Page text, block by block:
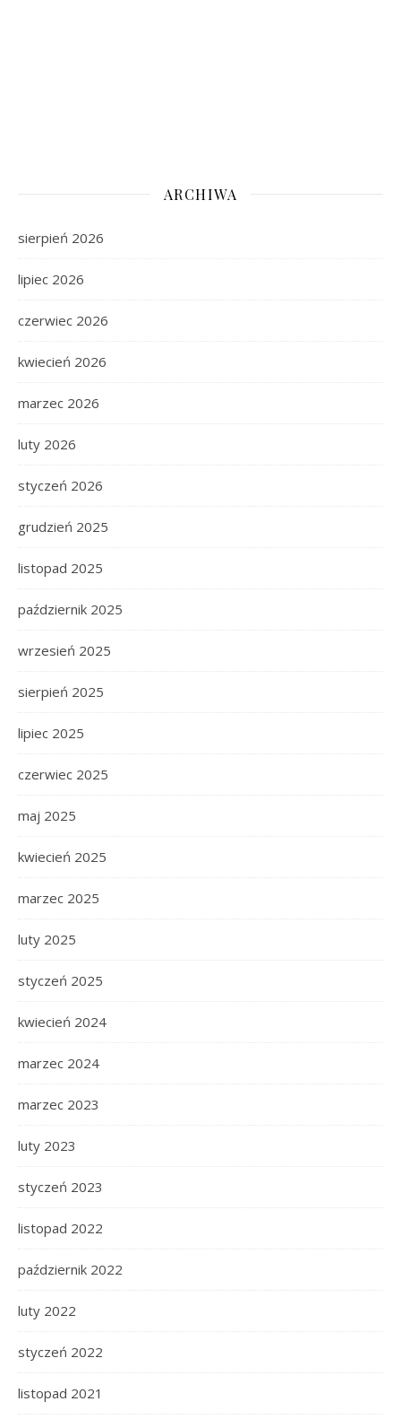
ARCHIWA
sierpień 2026
lipiec 2026
czerwiec 2026
kwiecień 2026
marzec 2026
luty 2026
styczeń 2026
grudzień 2025
listopad 2025
październik 2025
wrzesień 2025
sierpień 2025
lipiec 2025
czerwiec 2025
maj 2025
kwiecień 2025
marzec 2025
luty 2025
styczeń 2025
kwiecień 2024
marzec 2024
marzec 2023
luty 2023
styczeń 2023
listopad 2022
październik 2022
luty 2022
styczeń 2022
listopad 2021